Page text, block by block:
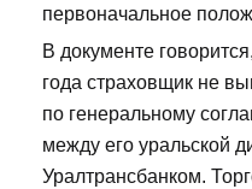
первоначальное
В документе
года страховщик не
по генеральному
между его уральской
Уралтрансбанком.